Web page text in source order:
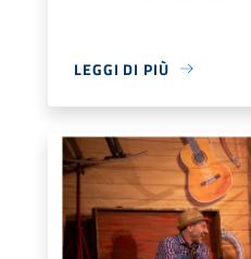
LEGGI DI PIÙ